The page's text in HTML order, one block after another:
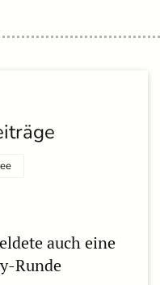
auch eine
Runde